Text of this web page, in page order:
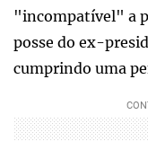
"incompatível" a
posse do ex-
cumprindo uma